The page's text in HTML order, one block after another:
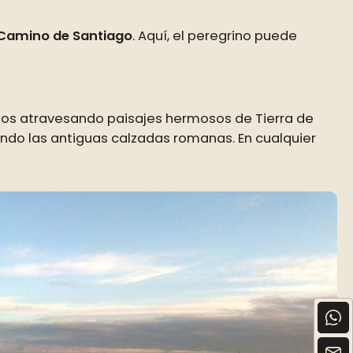
de Santiago. Aquí, el peregrino puede
atravesando paisajes hermosos de Tierra de
las antiguas calzadas romanas. En cualquier